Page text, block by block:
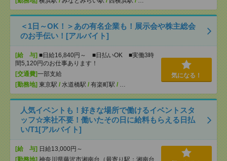
＜1日～OK！＞あの有名企業も！展示会や株主総会
のお手伝い！[アルバイト]
[給 与] ■日給16,840円～ ■日払いOK ■実働3時
間5,120円のお仕事あります！
[交通費]一部支給
[勤務地] 東京駅 / 水道橋駅 / 有楽町駅 / …
気になる！
人気イベントも！好きな場所で働けるイベントスタ
ッフ☆来社不要！働いたその日に給料もらえる日払
い/T1[アルバイト]
[給 与] 日給13,000円～
[勤務地] 神奈川県藤沢市湘南台（最寄り駅：湘南台